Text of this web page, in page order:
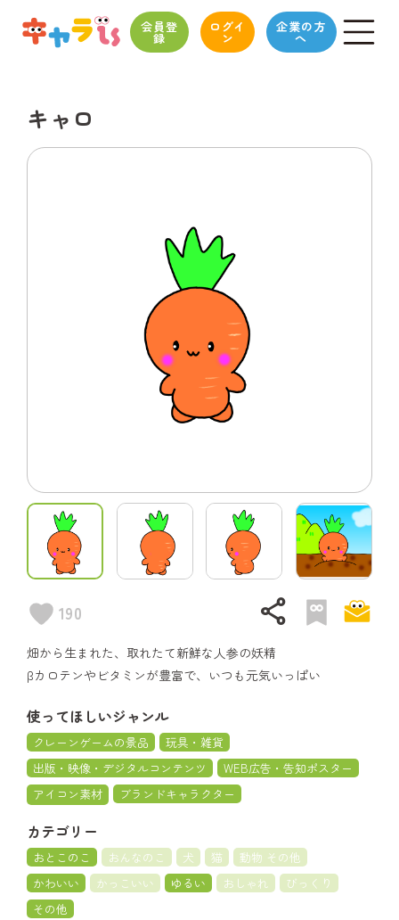
会員登
録
ログイ
ン
企業の方
へ
キャロ
190 share
畑から生まれた、取れたて新鮮な人参の妖精
βカロテンやビタミンが豊富で、いつも元気いっぱい
使ってほしいジャンル
クレーンゲームの景品
玩具・雑貨
出版・映像・デジタルコンテンツ
WEB広告・告知ポスター
アイコン素材
ブランドキャラクター
カテゴリー
おとこのこ おんなのこ 犬 猫
動物 その他
かわいい
かっこいい ゆるい おしゃれ
びっくり
その他